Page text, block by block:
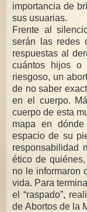
importancia de
sus usuarias.
Frente al
serán las redes
respuestas al
cuántos hijos o
riesgoso, un
de no saber
en el cuerpo.
cuerpo de esta
mapa en
espacio de su
responsabilidad
ético de
no le informaron
vida. Para
el “raspado”,
de Abortos de la